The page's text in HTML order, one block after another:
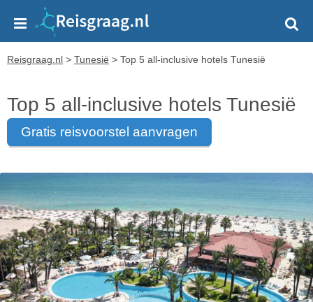
Reisgraag.nl > Tunesië > Top 5 all-inclusive hotels Tunesië
Top 5 all-inclusive hotels Tunesië
gratis reisvoorstel aanvragen